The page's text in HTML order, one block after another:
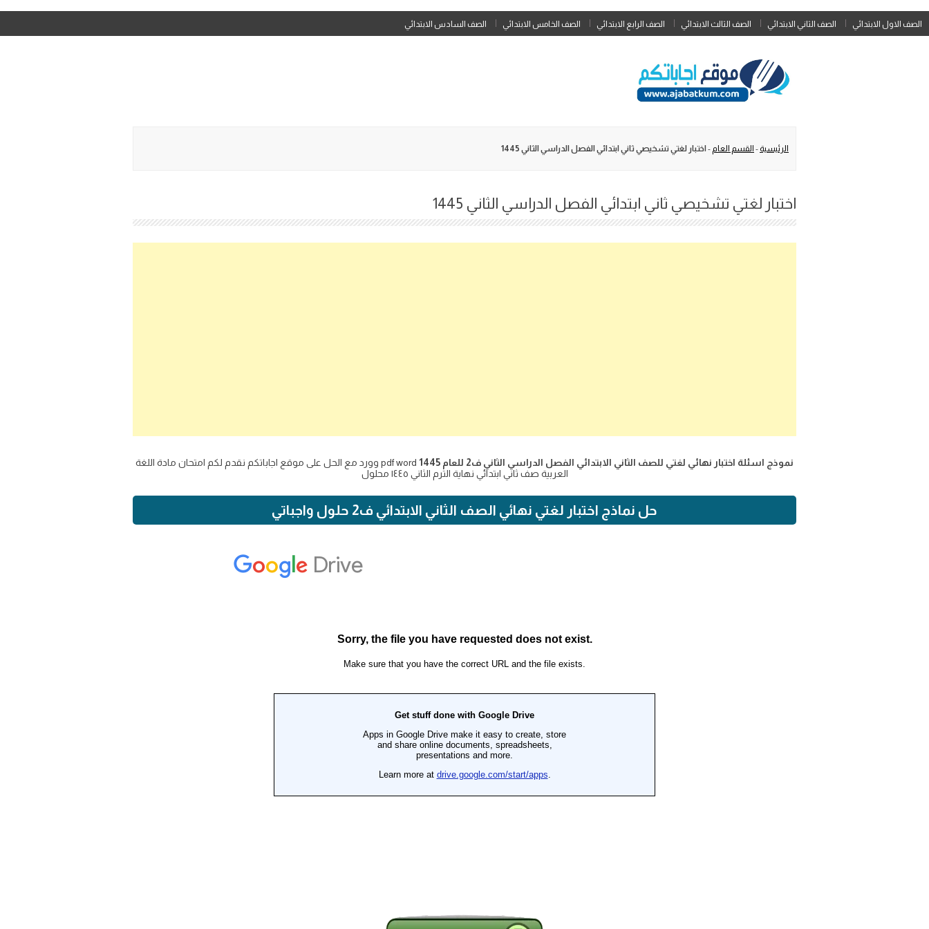
Skip
to
الصف الاول الابتدائي الصف الثاني الابتدائي الصف الثالث الابتدائي الصف الرابع الابتدائي الصف الخامس الابتدائي الصف السادس الابتدائي
الرئيسية - القسم العام - اختبار لغتي تشخيصي ثاني ابتدائي الفصل الدراسي الثاني 1445
اختبار لغتي تشخيصي ثاني ابتدائي الفصل الدراسي الثاني 1445
نموذج اسئلة اختبار نهائي لغتي للصف الثاني الابتدائي الفصل الدراسي الثاني ف2 للعام 1445
pdf word وورد مع الحل على موقع اجاباتكم نقدم لكم امتحان مادة اللغة
العربية صف ثاني ابتدائي نهاية الترم الثاني ١٤٤٥ محلول
حل نماذج اختبار لغتي نهائي الصف الثاني الابتدائي ف2 حلول واجباتي